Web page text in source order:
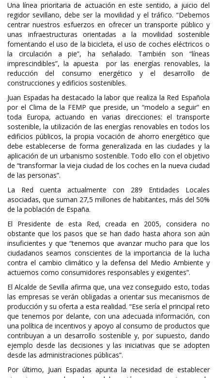
Una línea prioritaria de actuación en este sentido, a juicio del
regidor sevillano, debe ser la movilidad y el tráfico. “Debemos
centrar nuestros esfuerzos en ofrecer un transporte público y
unas infraestructuras orientadas a la movilidad sostenible
fomentando el uso de la bicicleta, el uso de coches eléctricos o
la circulación a pie”, ha señalado. También son “líneas
imprescindibles”, la apuesta por las energías renovables, la
reducción del consumo energético y el desarrollo de
construcciones y edificios sostenibles.
Juan Espadas ha destacado la labor que realiza la Red Española
por el Clima de la FEMP que preside, un “modelo a seguir” en
toda Europa, actuando en varias direcciones: el transporte
sostenible, la utilización de las energías renovables en todos los
edificios públicos, la propia vocación de ahorro energético que
debe establecerse de forma generalizada en las ciudades y la
aplicación de un urbanismo sostenible. Todo ello con el objetivo
de “transformar la vieja ciudad de los coches en la nueva ciudad
de las personas”.
La Red cuenta actualmente con 289 Entidades Locales
asociadas, que suman 27,5 millones de habitantes, más del 50%
de la población de España.
El Presidente de esta Red, creada en 2005, considera no
obstante que los pasos que se han dado hasta ahora son aún
insuficientes y que “tenemos que avanzar mucho para que los
ciudadanos seamos conscientes de la importancia de la lucha
contra el cambio climático y la defensa del Medio Ambiente y
actuemos como consumidores responsables y exigentes”.
El Alcalde de Sevilla afirma que, una vez conseguido esto, todas
las empresas se verán obligadas a orientar sus mecanismos de
producción y su oferta a esta realidad. “Ese sería el principal reto
que tenemos por delante, con una adecuada información, con
una política de incentivos y apoyo al consumo de productos que
contribuyan a un desarrollo sostenible y, por supuesto, dando
ejemplo desde las decisiones y las iniciativas que se adopten
desde las administraciones públicas”.
Por último, Juan Espadas apunta la necesidad de establecer